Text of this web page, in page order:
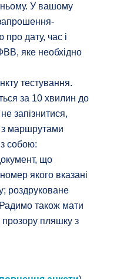
У вашому
про дату, час і
яке необхідно
тестування.
за 10 хвилин до
запізнитися,
з маршрутами
собою:
що
якого вказані
роздруковане
також мати
прозору пляшку з